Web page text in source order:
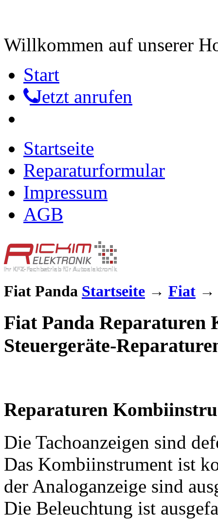
Willkommen auf unserer
Start
Jetzt anrufen
Startseite
Reparaturformular
Impressum
AGB
Fiat Panda Startseite → Fiat
Fiat Panda Reparaturen
Steuergeräte-
Reparaturen
Die Tachoanzeigen sind
Das Kombiinstrument ist
der Analoganzeige sind
Die Beleuchtung ist